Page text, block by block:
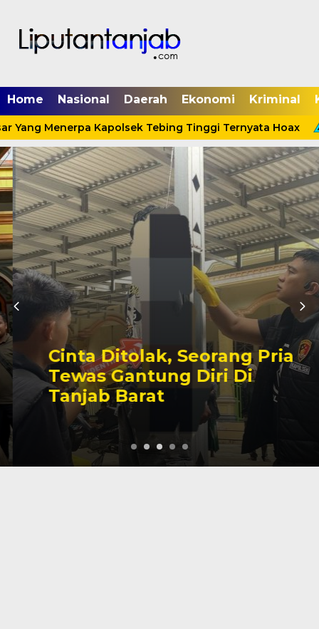
Home Nasional Daerah Ekonomi Kriminal
Yang Menerpa Kapolsek Tebing Tinggi Ternyata Hoax
Cinta Ditolak, Seorang Pria
Tewas Gantung Diri Di
Tanjab Barat